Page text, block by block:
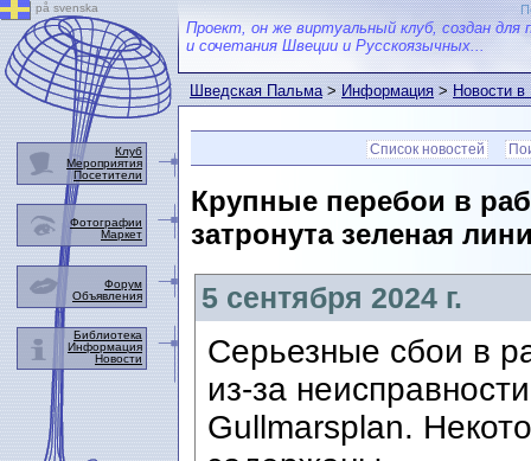
Проект, он же виртуальный клуб, создан для
и сочетания Швеции и Русскоязычных...
Шведская Пальма>Информация>Новости
Список новостей
Крупные перебои в
затронута зеленая
5 сентября 2024 г.
Серьезные сбои в
из-за
Gullmarsplan.
på svenska
Клуб
Мероприятия
Посетители
Фотографии
Маркет
Форум
Объявления
Библиотека
Информация
Новости